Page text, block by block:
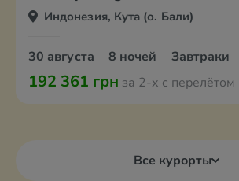
Индонезия, Кута (о. Бали)
30 августа 8 ночей Завтраки
192 361 грн за 2-х с
Все курорты